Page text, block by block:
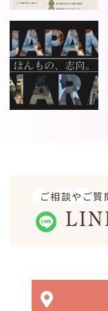
ご相談やご